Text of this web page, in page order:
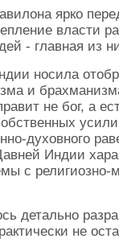
ярко
власти
- главная из
носила
и
не бог, а
духовного
Индии
с
детально
не